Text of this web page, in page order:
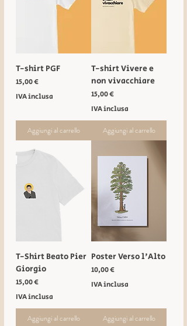
T-shirt PGF
Prezzo
15,00 €
IVA inclusa
Aggiungi al carrello
T-shirt Vivere e
non vivacchiare
Prezzo
15,00 €
IVA inclusa
Aggiungi al carrello
T-Shirt Beato Pier
Giorgio
Prezzo
15,00 €
IVA inclusa
Aggiungi al carrello
Poster Verso l'Alto
Prezzo
10,00 €
IVA inclusa
Aggiungi al carrello